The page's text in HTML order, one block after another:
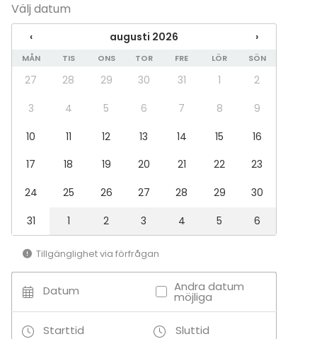
Upplevelse / aktivitet
Julbord / Julfest
Lokal
Bankettsal
Lounge
Terrass / Gårdsplan
Aktiviteter
Kock- / drinkskola
Båtturer / segling
Välj datum
‹ augusti 2026 ›
MÅN TIS ONS TOR FRE LÖR SÖN
27 28 29 30 31 1
2
3
4 5 6 7 8
9
10
11 12 13 14 15
16
17
18 19 20 21 22
23
24
25 26 27 28 29
30
31
1 2 3 4 5 6
Tillgänglighet via förfrågan
Datum Andra datum
möjliga
Starttid Sluttid